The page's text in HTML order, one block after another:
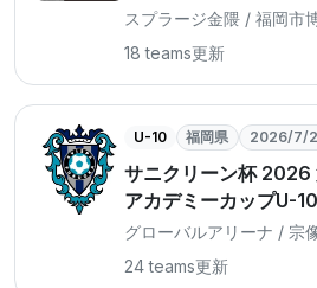
スプラージ金隈 / 福岡市
18 teams更新
U-10 福岡県 2026/7/
サニクリーン杯 2026
アカデミーカップU-10
グローバルアリーナ / 宗
24 teams更新